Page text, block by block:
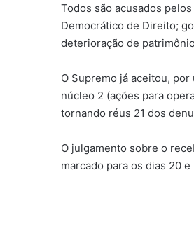
Todos são acusados
Democrático de Direito;
deterioração de
O Supremo já aceitou,
núcleo 2 (ações para
tornando réus 21 dos
O julgamento sobre o
marcado para os dias 20 e